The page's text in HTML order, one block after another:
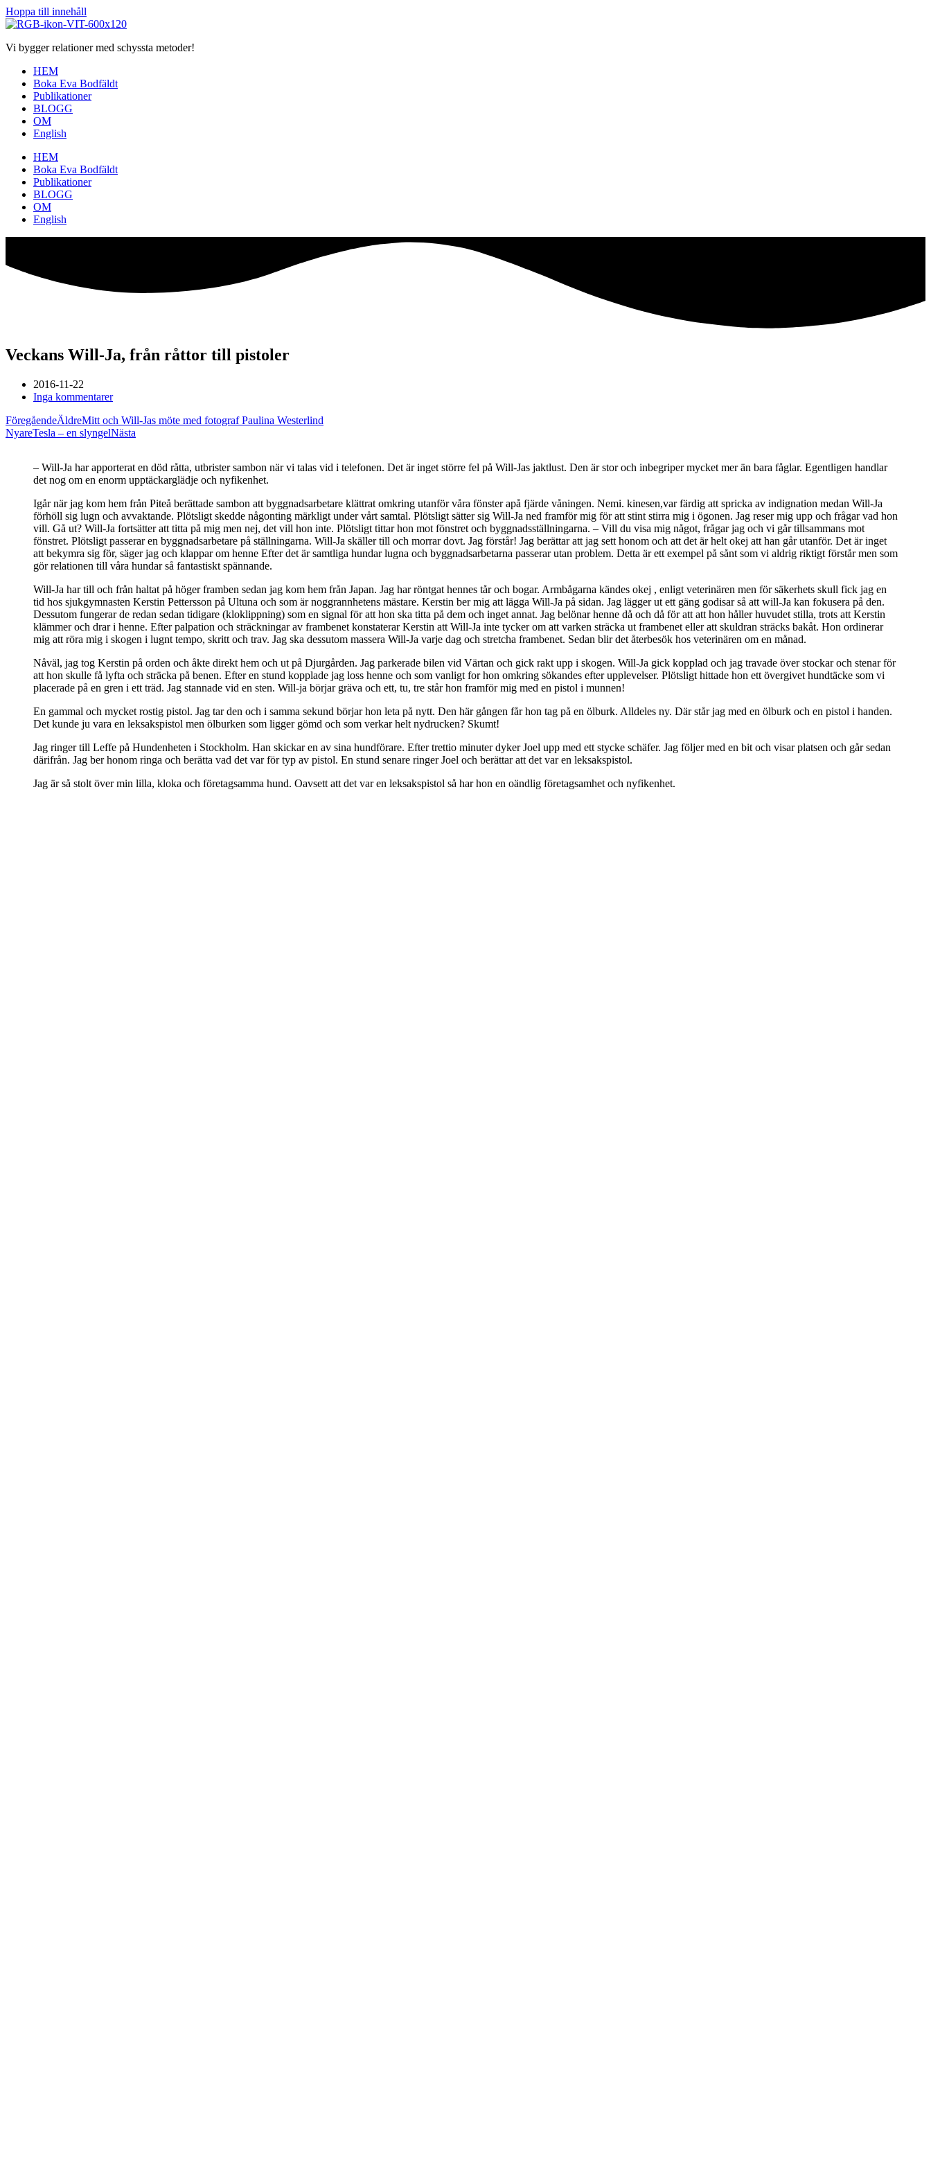
Hoppa till innehåll
Vi bygger relationer med schyssta metoder!
HEM
Boka Eva Bodfäldt
Publikationer
BLOGG
OM
English
HEM
Boka Eva Bodfäldt
Publikationer
BLOGG
OM
English
Veckans Will-Ja, från råttor till pistoler
2016-11-22
Inga kommentarer
FöregåendeÄldreMitt och Will-Jas möte med fotograf Paulina Westerlind
NyareTesla – en slyngelNästa
– Will-Ja har apporterat en död råtta, utbrister sambon när vi talas vid i telefonen. Det är inget större fel på Will-Jas jaktlust. Den är stor och inbegriper mycket mer än bara fåglar. Egentligen handlar
det nog om en enorm upptäckarglädje och nyfikenhet.
Igår när jag kom hem från Piteå berättade sambon att byggnadsarbetare klättrat omkring utanför våra fönster apå fjärde våningen. Nemi. kinesen,var färdig att spricka av indignation medan Will-Ja
förhöll sig lugn och avvaktande. Plötsligt skedde någonting märkligt under vårt samtal. Plötsligt sätter sig Will-Ja ned framför mig för att stint stirra mig i ögonen. Jag reser mig upp och frågar vad hon
vill. Gå ut? Will-Ja fortsätter att titta på mig men nej, det vill hon inte. Plötsligt tittar hon mot fönstret och byggnadsställningarna. – Vill du visa mig något, frågar jag och vi går tillsammans mot
fönstret. Plötsligt passerar en byggnadsarbetare på ställningarna. Will-Ja skäller till och morrar dovt. Jag förstår! Jag berättar att jag sett honom och att det är helt okej att han går utanför. Det är inget
att bekymra sig för, säger jag och klappar om henne Efter det är samtliga hundar lugna och byggnadsarbetarna passerar utan problem. Detta är ett exempel på sånt som vi aldrig riktigt förstår men som
gör relationen till våra hundar så fantastiskt spännande.
Will-Ja har till och från haltat på höger framben sedan jag kom hem från Japan. Jag har röntgat hennes tår och bogar. Armbågarna kändes okej , enligt veterinären men för säkerhets skull fick jag en
tid hos sjukgymnasten Kerstin Pettersson på Ultuna och som är noggrannhetens mästare. Kerstin ber mig att lägga Will-Ja på sidan. Jag lägger ut ett gäng godisar så att will-Ja kan fokusera på den.
Dessutom fungerar de redan sedan tidigare (kloklippning) som en signal för att hon ska titta på dem och inget annat. Jag belönar henne då och då för att att hon håller huvudet stilla, trots att Kerstin
klämmer och drar i henne. Efter palpation och sträckningar av frambenet konstaterar Kerstin att Will-Ja inte tycker om att varken sträcka ut frambenet eller att skuldran sträcks bakåt. Hon ordinerar
mig att röra mig i skogen i lugnt tempo, skritt och trav. Jag ska dessutom massera Will-Ja varje dag och stretcha frambenet. Sedan blir det återbesök hos veterinären om en månad.
Nåväl, jag tog Kerstin på orden och åkte direkt hem och ut på Djurgården. Jag parkerade bilen vid Värtan och gick rakt upp i skogen. Will-Ja gick kopplad och jag travade över stockar och stenar för
att hon skulle få lyfta och sträcka på benen. Efter en stund kopplade jag loss henne och som vanligt for hon omkring sökandes efter upplevelser. Plötsligt hittade hon ett övergivet hundtäcke som vi
placerade på en gren i ett träd. Jag stannade vid en sten. Will-ja börjar gräva och ett, tu, tre står hon framför mig med en pistol i munnen!
En gammal och mycket rostig pistol. Jag tar den och i samma sekund börjar hon leta på nytt. Den här gången får hon tag på en ölburk. Alldeles ny. Där står jag med en ölburk och en pistol i handen.
Det kunde ju vara en leksakspistol men ölburken som ligger gömd och som verkar helt nydrucken? Skumt!
Jag ringer till Leffe på Hundenheten i Stockholm. Han skickar en av sina hundförare. Efter trettio minuter dyker Joel upp med ett stycke schäfer. Jag följer med en bit och visar platsen och går sedan
därifrån. Jag ber honom ringa och berätta vad det var för typ av pistol. En stund senare ringer Joel och berättar att det var en leksakspistol.
Jag är så stolt över min lilla, kloka och företagsamma hund. Oavsett att det var en leksakspistol så har hon en oändlig företagsamhet och nyfikenhet.